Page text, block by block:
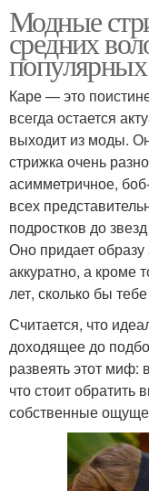
Модные
средних
Каре — это
всегда остается
выходит из моды.
стрижка очень
асимметричное,
всех
подростков до
Оно придает
аккуратно, а кроме
лет, сколько бы
Считается, что
доходящее до
развеять этот миф:
что стоит
собственные